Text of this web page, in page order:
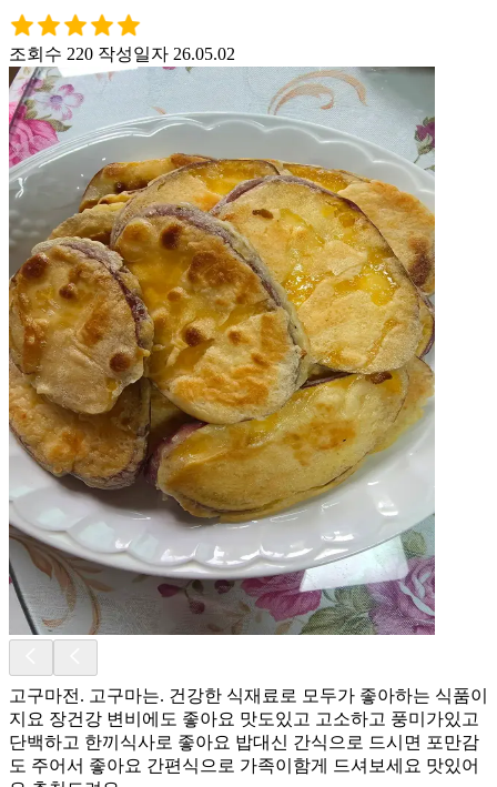
조회수 220 작성일자 26.05.02
고구마전. 고구마는. 건강한 식재료로 모두가 좋아하는 식품이
지요 장건강 변비에도 좋아요 맛도있고 고소하고 풍미가있고
단백하고 한끼식사로 좋아요 밥대신 간식으로 드시면 포만감
도 주어서 좋아요 간편식으로 가족이함게 드셔보세요 맛있어